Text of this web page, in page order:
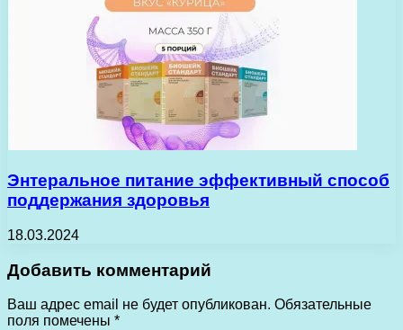
Энтеральное питание эффективный способ
поддержания здоровья
18.03.2024
Добавить комментарий
Ваш адрес email не будет опубликован. Обязательные
поля помечены *